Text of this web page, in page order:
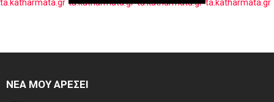
ΝΕΑ ΜΟΥ ΑΡΕΣΕΙ